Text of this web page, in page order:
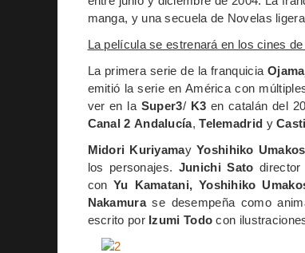
manga, y una secuela de Novelas
La película se estrenará en los cines
La primera serie de la franquicia
emitió la serie en América con
ver en la Super3/ K3 en catalán del
Canal 2 Andalucía,Telemadrid y
Midori Kuriyamay Yoshihiko
los personajes. Junichi Sato
conYu Kamatani, Yoshihiko
Nakamurase desempeña como
escrito por Izumi Todo con